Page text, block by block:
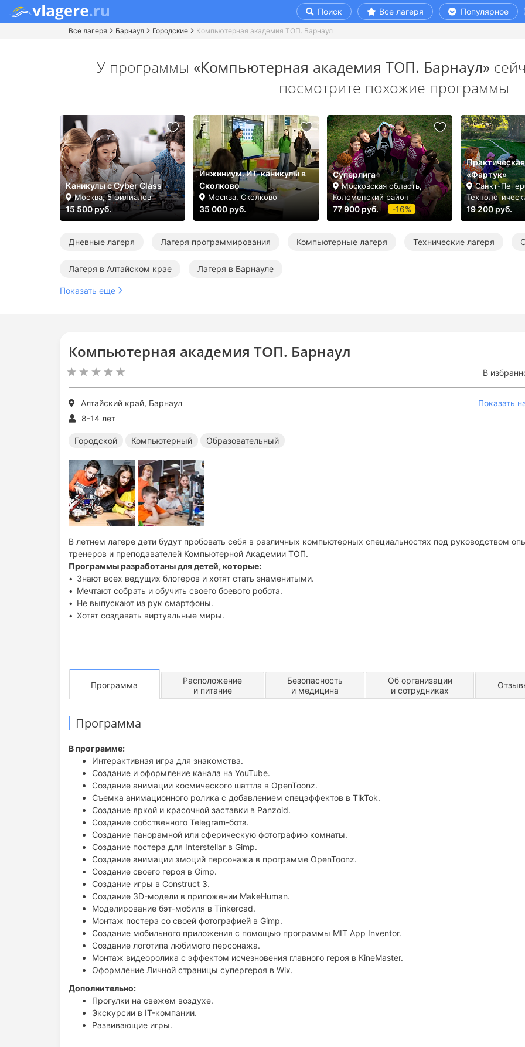
Поиск Все лагеря Популярное
Все лагеря Барнаул Городские Компьютерная академия ТОП. Барнаул
Компьютерная академия ТОП. Барнаул
В
Алтайский край, Барнаул
Показать
8-14 лет
Городской Компьютерный Образовательный
В летнем лагере дети будут пробовать себя в различных компьютерных специальностях под руководством
тренеров и преподавателей Компьютерной Академии ТОП.
Программы разработаны для детей, которые:
Знают всех ведущих блогеров и хотят стать знаменитыми.
Мечтают собрать и обучить своего боевого робота.
Не выпускают из рук смартфоны.
Хотят создавать виртуальные миры.
Программа
Расположение
и питание
Безопасность
и медицина
Об организации
и сотрудниках
Программа
В программе:
Интерактивная игра для знакомства.
Создание и оформление канала на YouTube.
Создание анимации космического шаттла в OpenToonz.
Съемка анимационного ролика с добавлением спецэффектов в TikTok.
Создание яркой и красочной заставки в Panzoid.
Создание собственного Telegram-бота.
Создание панорамной или сферическую фотографию комнаты.
Создание постера для Interstellar в Gimp.
Создание анимации эмоций персонажа в программе OpenToonz.
Создание своего героя в Gimp.
Создание игры в Construct 3.
Создание 3D-модели в приложении MakeHuman.
Моделирование бэт-мобиля в Tinkercad.
Монтаж постера со своей фотографией в Gimp.
Создание мобильного приложения с помощью программы MIT App Inventor.
Создание логотипа любимого персонажа.
Монтаж видеоролика с эффектом исчезновения главного героя в KineMaster.
Оформление Личной страницы супергероя в Wix.
Дополнительно:
Прогулки на свежем воздухе.
Экскурсии в IT-компании.
Развивающие игры.
У программы «Компьютерная академия ТОП. Барнаул»
посмотрите похожие программы
Каникулы с Cyber Class
Москва, 5 филиалов
15 500 руб.
Инжиниум. ИТ-каникулы в
Сколково
Москва, Сколково
35 000 руб.
Суперлига
Московская область,
Коломенский район
77 900 руб. -16%
«Фартук»
Санкт-
19 200 руб.
Дневные лагеря Лагеря программирования Компьютерные лагеря Технические лагеря
Лагеря в Алтайском крае Лагеря в Барнауле
Показать еще